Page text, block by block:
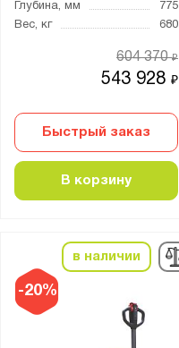
Глубина, мм
775
Вес, кг
680
543 928₽
604 370₽
Быстрый заказ
В корзину
-20%
в наличии